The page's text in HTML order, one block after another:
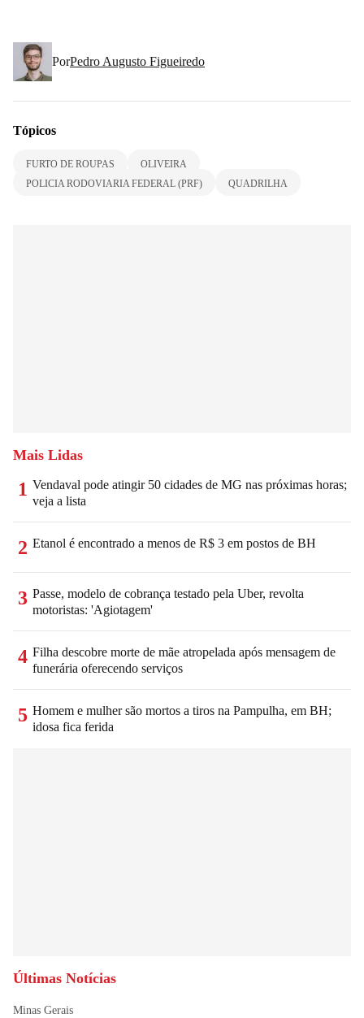
PorPedro Augusto Figueiredo
Tópicos
FURTO DE ROUPAS
OLIVEIRA
POLICIA RODOVIARIA FEDERAL (PRF)
QUADRILHA
Mais Lidas
1 Vendaval pode atingir 50 cidades de MG nas próximas horas;
veja a lista
2 Etanol é encontrado a menos de R$ 3 em postos de BH
3 Passe, modelo de cobrança testado pela Uber, revolta
motoristas: 'Agiotagem'
4 Filha descobre morte de mãe atropelada após mensagem de
funerária oferecendo serviços
5 Homem e mulher são mortos a tiros na Pampulha, em BH;
idosa fica ferida
Últimas Notícias
Minas Gerais